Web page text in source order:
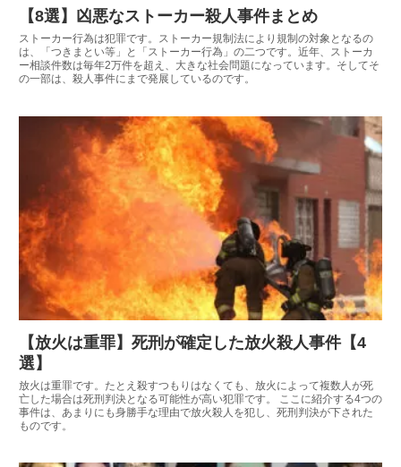
【8選】凶悪なストーカー殺人事件まとめ
ストーカー行為は犯罪です。ストーカー規制法により規制の対象となるの
は、「つきまとい等」と「ストーカー行為」の二つです。近年、ストーカ
ー相談件数は毎年2万件を超え、大きな社会問題になっています。そしてそ
の一部は、殺人事件にまで発展しているのです。
【放火は重罪】死刑が確定した放火殺人事件【4
選】
放火は重罪です。たとえ殺すつもりはなくても、放火によって複数人が死
亡した場合は死刑判決となる可能性が高い犯罪です。 ここに紹介する4つの
事件は、あまりにも身勝手な理由で放火殺人を犯し、死刑判決が下された
ものです。